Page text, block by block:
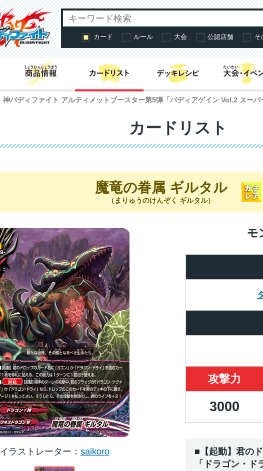
カード ルール 大会 公認店舗 そ
はじめて
神バディファイト アルティメットブースター第5弾「バディアゲイン Vol.2 スーパ
カードリスト
魔竜の眷属 ギルタル
（まりゅうのけんぞく ギルタル）
イラストレーター saikoro
モ
攻撃力
3000
■【起動】君の
「ドラゴン・